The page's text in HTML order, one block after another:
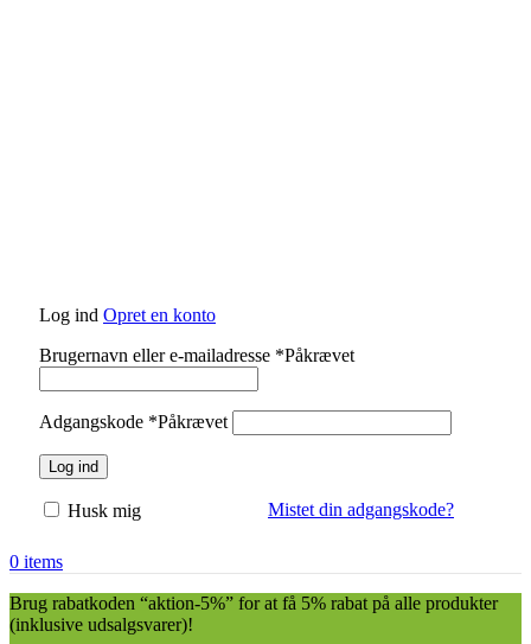
Log ind Opret en konto
Brugernavn eller e-mailadresse *Påkrævet
Adgangskode *Påkrævet
Log ind
Mistet din adgangskode?
Husk mig
0 items
Brug rabatkoden “aktion-5%” for at få 5% rabat på alle produkter
(inklusive udsalgsvarer)!